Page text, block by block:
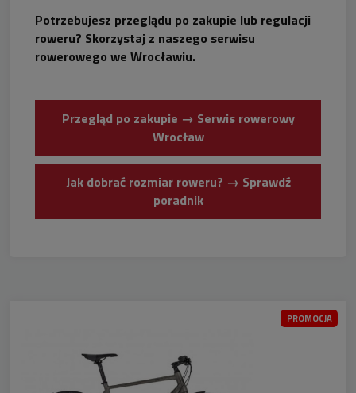
Potrzebujesz przeglądu po zakupie lub regulacji
roweru? Skorzystaj z naszego serwisu
rowerowego we Wrocławiu.
Przegląd po zakupie → Serwis rowerowy
Wrocław
Jak dobrać rozmiar roweru? → Sprawdź
poradnik
PROMOCJA